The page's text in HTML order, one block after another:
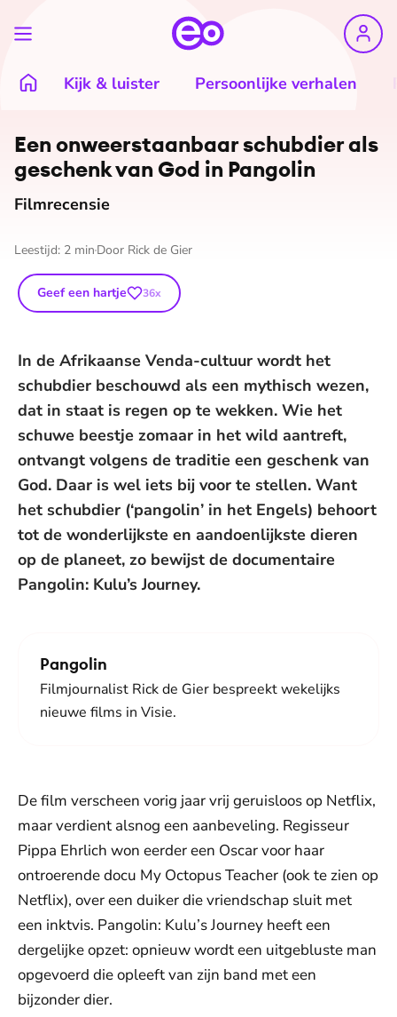
Kijk & luister Persoonlijke verhalen
©Netflix
Een on­weer­staan­baar schubdier als
geschenk van God in Pangolin
Filmrecensie
Leestijd: 2 min Door Rick de Gier
Geef een hartje 36x
In de Afrikaanse Venda-cultuur wordt het
schubdier beschouwd als een mythisch wezen,
dat in staat is regen op te wekken. Wie het
schuwe beestje zomaar in het wild aantreft,
ontvangt volgens de traditie een geschenk van
God. Daar is wel iets bij voor te stellen. Want
het schubdier (‘pangolin’ in het Engels) behoort
tot de wonderlijkste en aandoenlijkste dieren
op de planeet, zo bewijst de documentaire
Pangolin: Kulu’s Journey.
Pangolin
Filmjournalist Rick de Gier bespreekt wekelijks
nieuwe films in Visie.
De film verscheen vorig jaar vrij geruisloos op Netflix,
maar verdient alsnog een aanbeveling. Regisseur
Pippa Ehrlich won eerder een Oscar voor haar
ontroerende docu My Octopus Teacher (ook te zien op
Netflix), over een duiker die vriendschap sluit met
een inktvis. Pangolin: Kulu’s Journey heeft een
dergelijke opzet: opnieuw wordt een uitgebluste man
opgevoerd die opleeft van zijn band met een
bijzonder dier.